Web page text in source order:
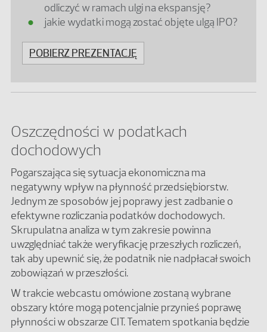
odliczyć w ramach ulgi na ekspansję?
jakie wydatki mogą zostać objęte ulgą IPO?
POBIERZ PREZENTACJĘ
Oszczędności w podatkach
dochodowych
Pogarszająca się sytuacja ekonomiczna ma
negatywny wpływ na płynność przedsiębiorstw.
Jednym ze sposobów jej poprawy jest zadbanie o
efektywne rozliczania podatków dochodowych.
Skrupulatna analiza w tym zakresie powinna
uwzględniać także weryfikację przeszłych rozliczeń,
tak aby upewnić się, że podatnik nie nadpłacał swoich
zobowiązań w przeszłości.
W trakcie webcastu omówione zostaną wybrane
obszary które mogą potencjalnie przynieś poprawę
płynności w obszarze CIT. Tematem spotkania będzie